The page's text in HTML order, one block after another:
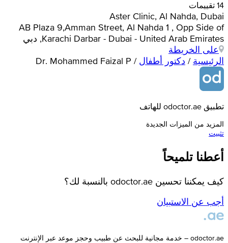
14 تقييمات
Aster Clinic, Al Nahda, Dubai
AB Plaza 9,Amman Street, Al Nahda 1 , Opp Side of
Karachi Darbar - Dubai - United Arab Emirates, دبي
على الخريطة
الرئيسية / دكتور أطفال /
Dr. Mohammed Faizal P
تطبيق odoctor.ae للهاتف
المزيد من الميزات الجديدة
تثبيت
أعطنا تلميحاً
كيف يمكننا تحسين odoctor.ae بالنسبة لك؟
أجب عن الاستبيان
odoctor.ae – خدمة مجانية للبحث عن طبيب وحجز موعد عبر الإنترنت